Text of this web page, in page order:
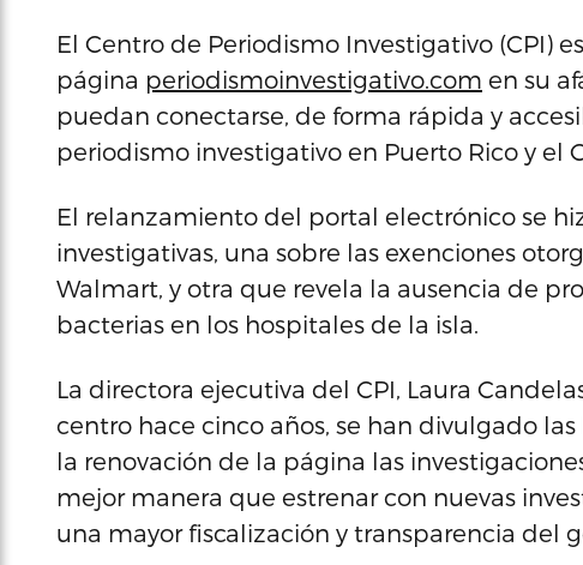
El Centro de Periodismo Investigativo (CPI)
página periodismoinvestigativo.com en su
puedan conectarse, de forma rápida y
periodismo investigativo en Puerto Rico y el
El relanzamiento del portal electrónico se
investigativas, una sobre las exenciones
Walmart, y otra que revela la ausencia de
bacterias en los hospitales de la isla.
La directora ejecutiva del CPI, Laura
centro hace cinco años, se han divulgado
la renovación de la página las
mejor manera que estrenar con nuevas
una mayor fiscalización y transparencia del